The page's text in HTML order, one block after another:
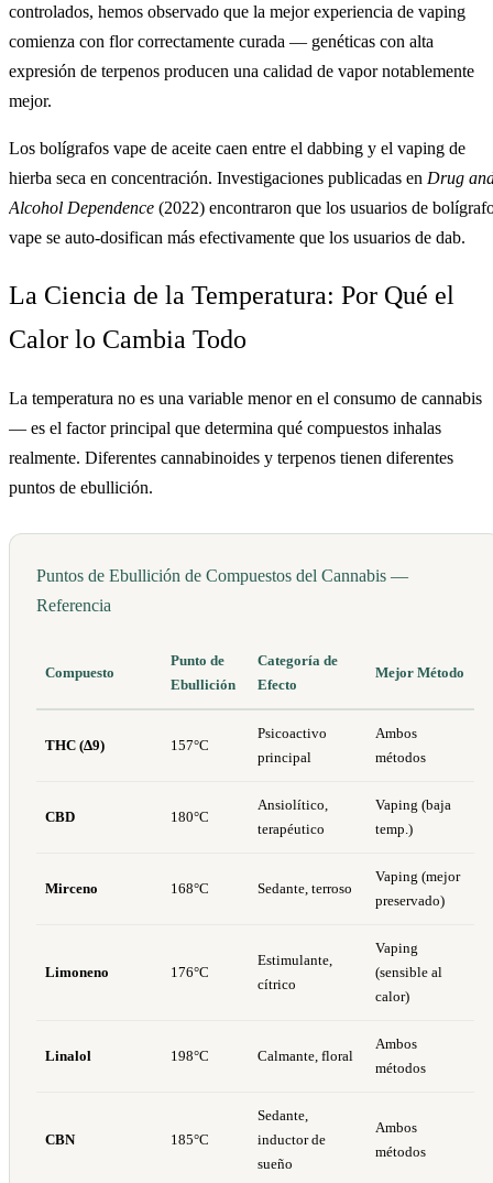
controlados, hemos observado que la mejor experiencia de vaping
comienza con flor correctamente curada — genéticas con alta
expresión de terpenos producen una calidad de vapor notablemente
mejor.
Los bolígrafos vape de aceite caen entre el dabbing y el vaping de
hierba seca en concentración. Investigaciones publicadas en Drug
Alcohol Dependence (2022) encontraron que los usuarios de
vape se auto-dosifican más efectivamente que los usuarios de dab.
La Ciencia de la Temperatura: Por Qué el
Calor lo Cambia Todo
La temperatura no es una variable menor en el consumo de cannabis
— es el factor principal que determina qué compuestos inhalas
realmente. Diferentes cannabinoides y terpenos tienen diferentes
puntos de ebullición.
Puntos de Ebullición de Compuestos del Cannabis —
Referencia
Compuesto
Punto de
Ebullición
Categoría de
Efecto
Mejor Método
THC (Δ9) 157°C
Psicoactivo
principal
Ambos
métodos
CBD 180°C
Ansiolítico,
terapéutico
Vaping (baja
temp.)
Mirceno 168°C Sedante, terroso
Vaping (mejor
preservado)
Limoneno 176°C
Estimulante,
cítrico
Vaping
(sensible al
calor)
Linalol 198°C Calmante, floral
Ambos
métodos
CBN 185°C
Sedante,
inductor de
sueño
Ambos
métodos